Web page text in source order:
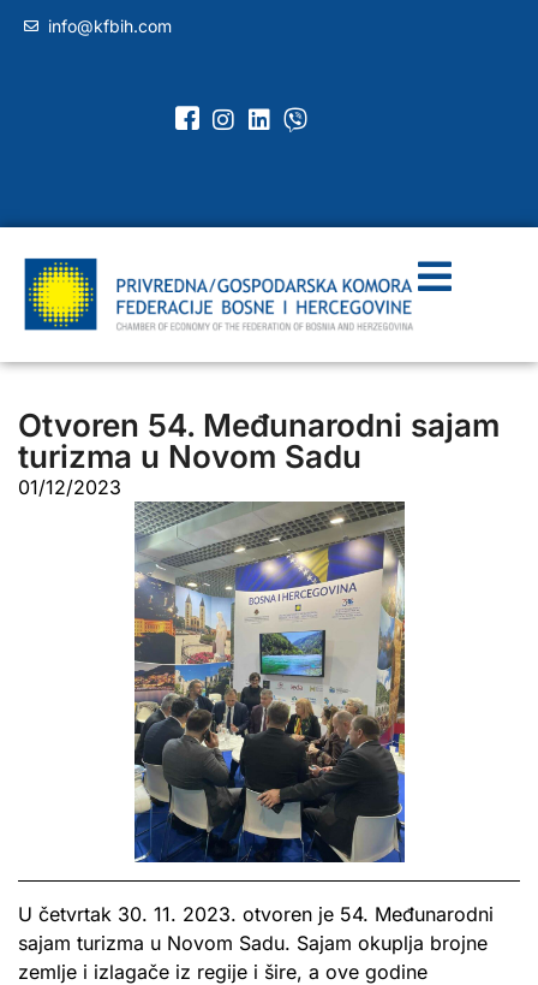
info@kfbih.com
Otvoren 54. Međunarodni sajam
turizma u Novom Sadu
01/12/2023
U četvrtak 30. 11. 2023. otvoren je 54. Međunarodni
sajam turizma u Novom Sadu. Sajam okuplja brojne
zemlje i izlagače iz regije i šire, a ove godine